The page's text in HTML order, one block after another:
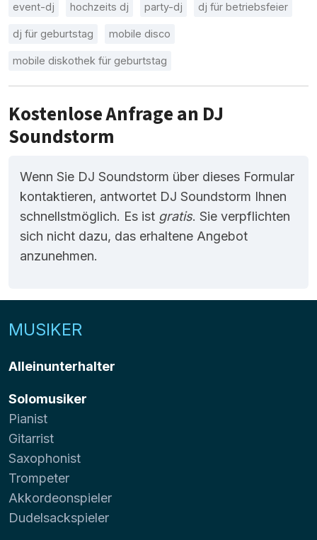
event-dj hochzeits dj party-dj dj für betriebsfeier
dj für geburtstag mobile disco
mobile diskothek für geburtstag
Kostenlose Anfrage an DJ
Soundstorm
Wenn Sie DJ Soundstorm über dieses Formular
kontaktieren, antwortet DJ Soundstorm Ihnen
schnellstmöglich. Es ist gratis. Sie verpflichten
sich nicht dazu, das erhaltene Angebot
anzunehmen.
MUSIKER
Alleinunterhalter
Solomusiker
Pianist
Gitarrist
Saxophonist
Trompeter
Akkordeonspieler
Dudelsackspieler